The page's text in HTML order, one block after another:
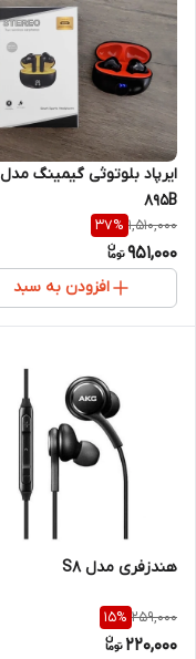
ایرپاد بلوتوثی گیمینگ مدل
895B
1,510,000
37%
951,000
افزودن به سبد
هندزفری مدل S8
259,000
15%
220,000